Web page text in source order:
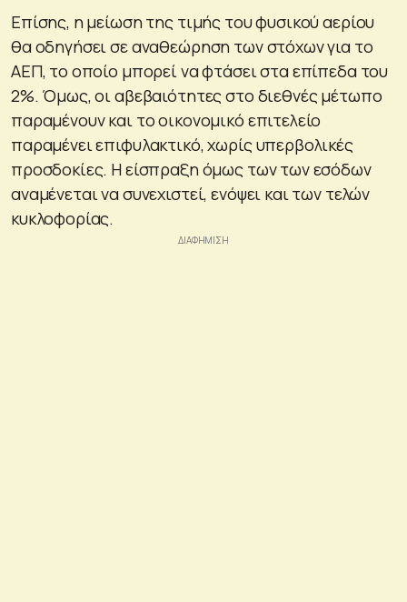
Επίσης, η μείωση της τιμής του φυσικού αερίου
θα οδηγήσει σε αναθεώρηση των στόχων για το
ΑΕΠ, το οποίο μπορεί να φτάσει στα επίπεδα του
2%. Όμως, οι αβεβαιότητες στο διεθνές μέτωπο
παραμένουν και το οικονομικό επιτελείο
παραμένει επιφυλακτικό, χωρίς υπερβολικές
προσδοκίες. Η είσπραξη όμως των των εσόδων
αναμένεται να συνεχιστεί, ενόψει και των τελών
κυκλοφορίας.